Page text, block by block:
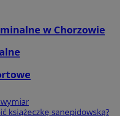
w Chorzowie
książeczkę sanepidowską?